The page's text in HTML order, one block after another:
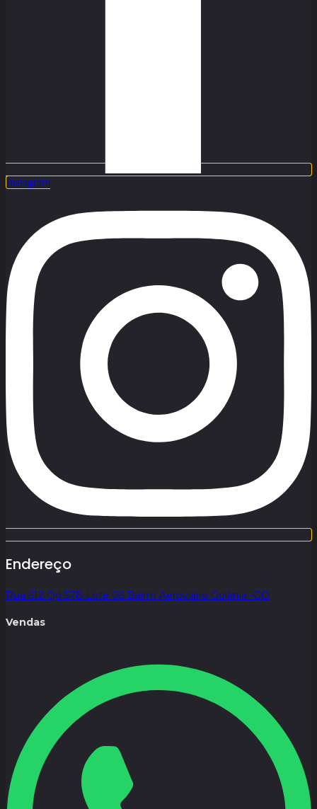
Instagram
Endereço
Rua 612 Qd 578 Lote 06 Bairro Aeroviário Goiânia -GO
Vendas